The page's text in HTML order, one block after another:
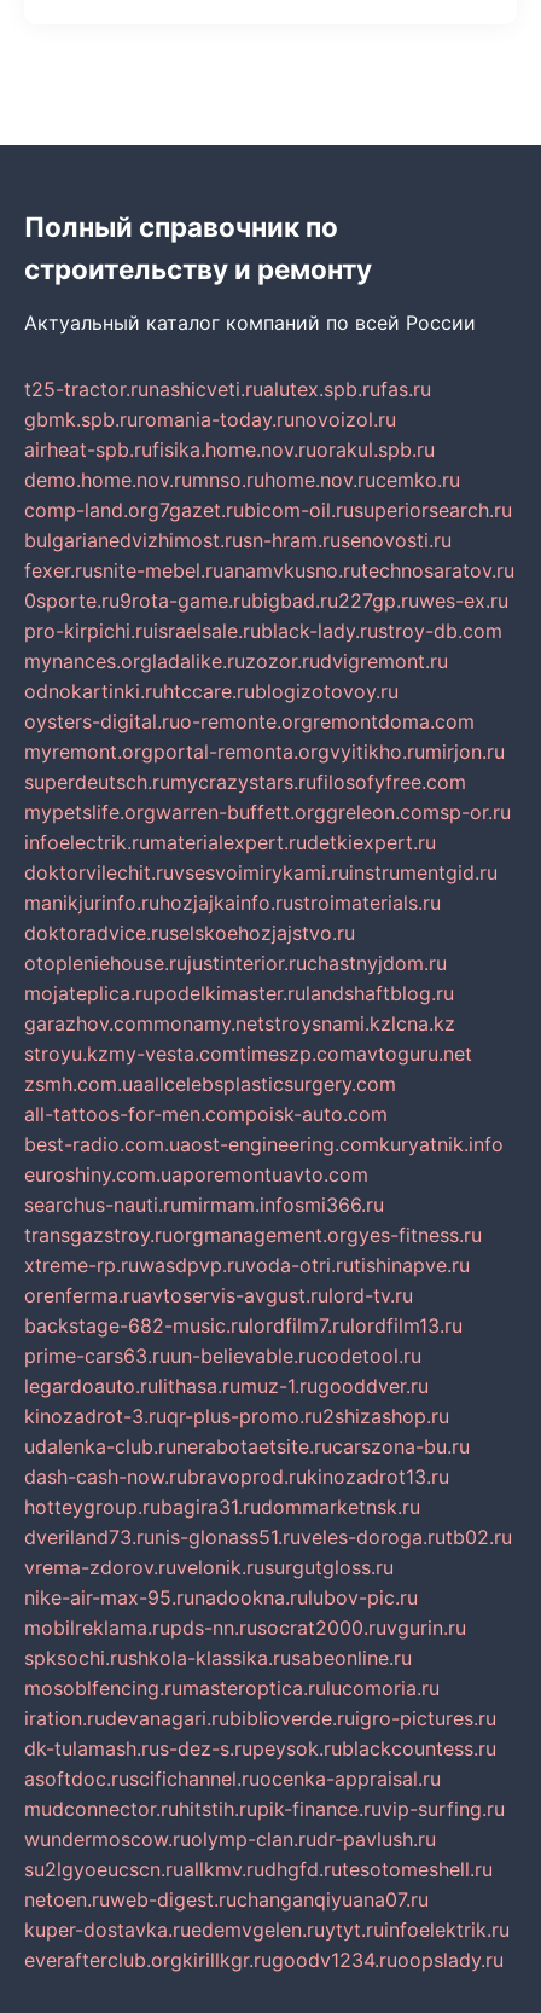
Полный справочник по
строительству и ремонту
Актуальный каталог компаний по всей России
t25-tractor.runashicveti.rualutex.spb.rufas.ru
gbmk.spb.ruromania-today.runovoizol.ru
airheat-spb.rufisika.home.nov.ruorakul.spb.ru
demo.home.nov.rumnso.ruhome.nov.rucemko.ru
comp-land.org7gazet.rubicom-oil.rusuperiorsearch.ru
bulgarianedvizhimost.rusn-hram.rusenovosti.ru
fexer.rusnite-mebel.ruanamvkusno.rutechnosaratov.ru
0sporte.ru9rota-game.rubigbad.ru227gp.ruwes-ex.ru
pro-kirpichi.ruisraelsale.rublack-lady.rustroy-db.com
mynances.orgladalike.ruzozor.rudvigremont.ru
odnokartinki.ruhtccare.rublogizotovoy.ru
oysters-digital.ruo-remonte.orgremontdoma.com
myremont.orgportal-remonta.orgvyitikho.rumirjon.ru
superdeutsch.rumycrazystars.rufilosofyfree.com
mypetslife.orgwarren-buffett.orggreleon.comsp-or.ru
infoelectrik.rumaterialexpert.rudetkiexpert.ru
doktorvilechit.ruvsesvoimirykami.ruinstrumentgid.ru
manikjurinfo.ruhozjajkainfo.rustroimaterials.ru
doktoradvice.ruselskoehozjajstvo.ru
otopleniehouse.rujustinterior.ruchastnyjdom.ru
mojateplica.rupodelkimaster.rulandshaftblog.ru
garazhov.commonamy.netstroysnami.kzlcna.kz
stroyu.kzmy-vesta.comtimeszp.comavtoguru.net
zsmh.com.uaallcelebsplasticsurgery.com
all-tattoos-for-men.compoisk-auto.com
best-radio.com.uaost-engineering.comkuryatnik.info
euroshiny.com.uaporemontuavto.com
searchus-nauti.rumirmam.infosmi366.ru
transgazstroy.ruorgmanagement.orgyes-fitness.ru
xtreme-rp.ruwasdpvp.ruvoda-otri.rutishinapve.ru
orenferma.ruavtoservis-avgust.rulord-tv.ru
backstage-682-music.rulordfilm7.rulordfilm13.ru
prime-cars63.ruun-believable.rucodetool.ru
legardoauto.rulithasa.rumuz-1.rugooddver.ru
kinozadrot-3.ruqr-plus-promo.ru2shizashop.ru
udalenka-club.runerabotaetsite.rucarszona-bu.ru
dash-cash-now.rubravoprod.rukinozadrot13.ru
hotteygroup.rubagira31.rudommarketnsk.ru
dveriland73.runis-glonass51.ruveles-doroga.rutb02.ru
vrema-zdorov.ruvelonik.rusurgutgloss.ru
nike-air-max-95.runadookna.rulubov-pic.ru
mobilreklama.rupds-nn.rusocrat2000.ruvgurin.ru
spksochi.rushkola-klassika.rusabeonline.ru
mosoblfencing.rumasteroptica.rulucomoria.ru
iration.rudevanagari.rubiblioverde.ruigro-pictures.ru
dk-tulamash.rus-dez-s.rupeysok.rublackcountess.ru
asoftdoc.ruscifichannel.ruocenka-appraisal.ru
mudconnector.ruhitstih.rupik-finance.ruvip-surfing.ru
wundermoscow.ruolymp-clan.rudr-pavlush.ru
su2lgyoeucscn.ruallkmv.rudhgfd.rutesotomeshell.ru
netoen.ruweb-digest.ruchanganqiyuana07.ru
kuper-dostavka.ruedemvgelen.ruytyt.ruinfoelektrik.ru
everafterclub.orgkirillkgr.rugoodv1234.ruoopslady.ru